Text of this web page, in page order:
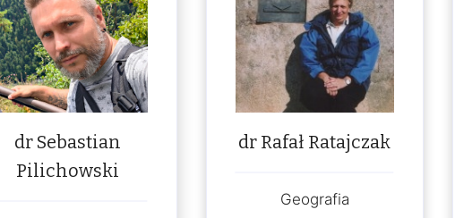
dr Sebastian
Pilichowski
dr Rafał Ratajczak
Geografia